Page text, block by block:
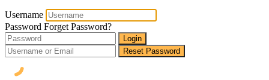
Username
Password Forget Password?
Login
Reset Password